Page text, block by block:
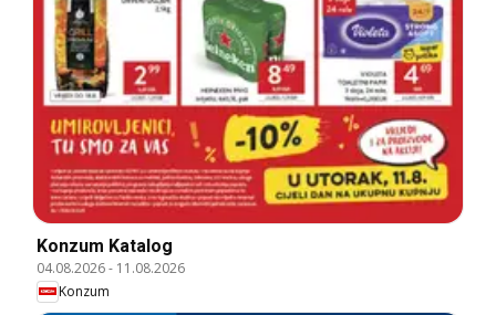
Konzum Katalog
04.08.2026- 11.08.2026
Konzum